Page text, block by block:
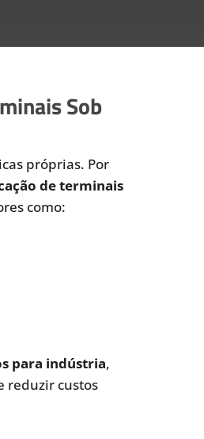
Sob
próprias. Por
de terminais
como:
para indústria,
reduzir custos